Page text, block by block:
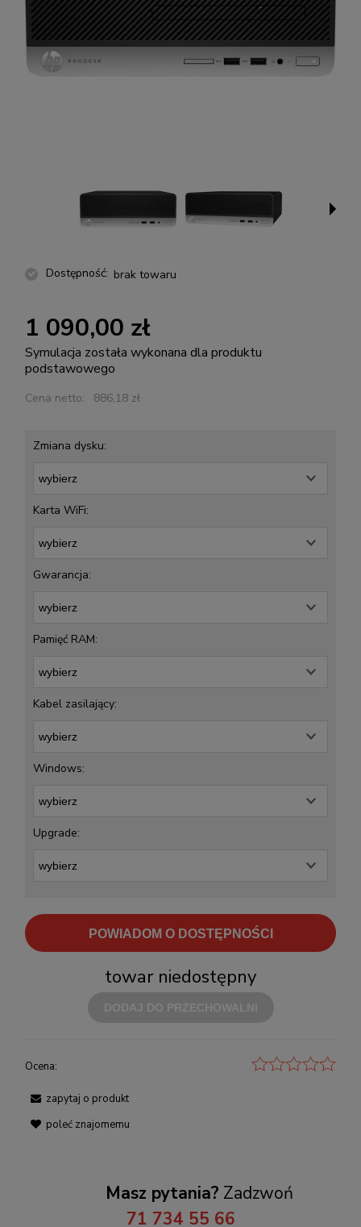
Dostępność: brak towaru
1 090,00 zł
Symulacja została wykonana dla produktu
podstawowego
Cena netto: 886,18 zł
Zmiana dysku:
Karta WiFi:
Gwarancja:
Pamięć RAM:
Kabel zasilający:
Windows:
Upgrade:
POWIADOM O DOSTĘPNOŚCI
towar niedostępny
Ocena:
zapytaj o produkt
poleć znajomemu
Masz pytania? Zadzwoń
71 734 55 66